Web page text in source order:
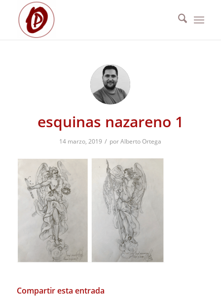
esquinas nazareno 1
14 marzo, 2019 / porAlberto Ortega
Compartir esta entrada